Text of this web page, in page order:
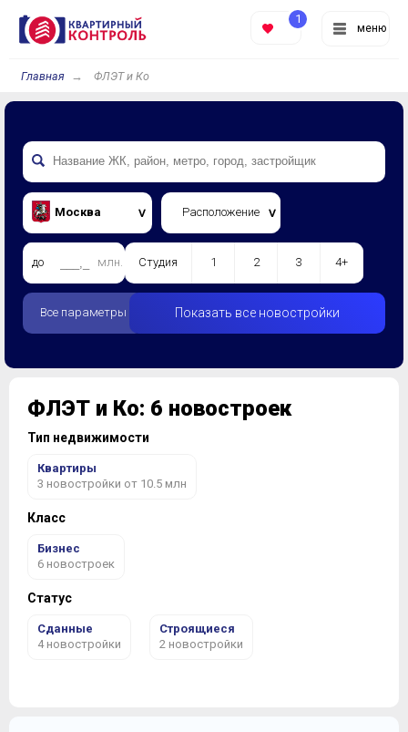
меню
1
Главная ФЛЭТ и Ко
Москва Расположение
до млн. Студия 1 2 3 4+
Все параметры Показать все новостройки
ФЛЭТ и Ко: 6 новостроек
Тип недвижимости
Квартиры
3 новостройки от 10.5 млн
Класс
Бизнес
6 новостроек
Статус
Сданные
4 новостройки
Строящиеся
2 новостройки